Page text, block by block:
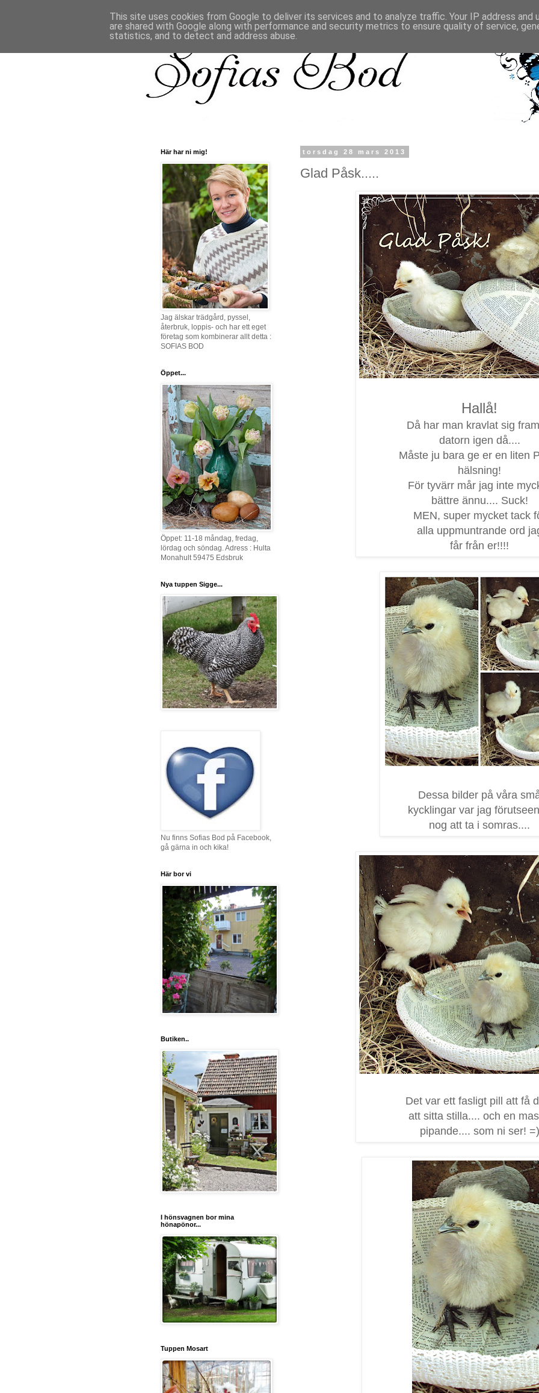
torsdag 28 mars 2013
Glad Påsk.....
Hallå!
Då har man kravlat sig
datorn igen då....
Måste ju bara ge er en liten
hälsning!
För tyvärr mår jag inte
bättre ännu.... Suck!
MEN, super mycket tack
alla uppmuntrande ord
får från er!!!!
Dessa bilder på våra
kycklingar var jag
nog att ta i somras....
Det var ett fasligt pill att få
att sitta stilla.... och en
pipande.... som ni ser! =)
Här har ni mig!
Jag älskar trädgård, pyssel,
återbruk, loppis- och har ett eget
företag som kombinerar allt detta :
SOFIAS BOD
Öppet...
Öppet: 11-18 måndag, fredag,
lördag och söndag. Adress : Hulta
Monahult 59475 Edsbruk
Nya tuppen Sigge...
Nu finns Sofias Bod på Facebook,
gå gärna in och kika!
Här bor vi
Butiken..
I hönsvagnen bor mina
hönapönor...
Tuppen Mosart
This site uses cookies from Google to deliver its services and to analyze traffic. Your IP address and
are shared with Google along with performance and security metrics to ensure quality of service,
statistics, and to detect and address abuse.